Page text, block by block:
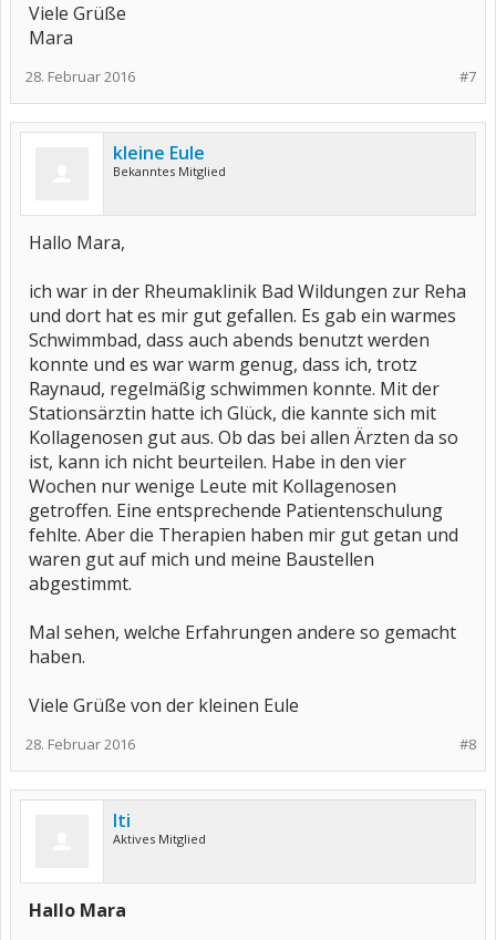
Viele Grüße
Mara
#7
28. Februar 2016
kleine Eule
Bekanntes Mitglied
Hallo Mara,
ich war in der Rheumaklinik Bad Wildungen zur Reha
und dort hat es mir gut gefallen. Es gab ein warmes
Schwimmbad, dass auch abends benutzt werden
konnte und es war warm genug, dass ich, trotz
Raynaud, regelmäßig schwimmen konnte. Mit der
Stationsärztin hatte ich Glück, die kannte sich mit
Kollagenosen gut aus. Ob das bei allen Ärzten da so
ist, kann ich nicht beurteilen. Habe in den vier
Wochen nur wenige Leute mit Kollagenosen
getroffen. Eine entsprechende Patientenschulung
fehlte. Aber die Therapien haben mir gut getan und
waren gut auf mich und meine Baustellen
abgestimmt.
Mal sehen, welche Erfahrungen andere so gemacht
haben.
Viele Grüße von der kleinen Eule
#8
28. Februar 2016
Iti
Aktives Mitglied
Hallo Mara